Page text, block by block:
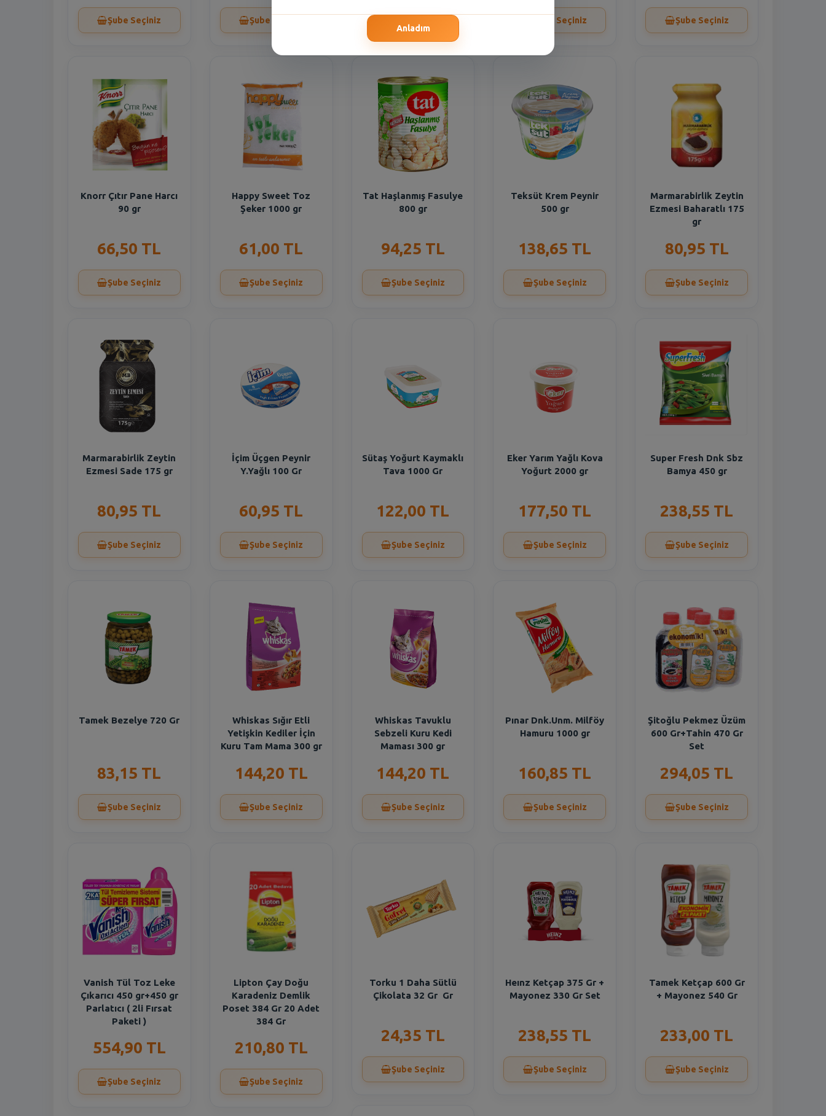
Şube Seçiniz Şube Seçiniz Şube Seçiniz Şube Seçiniz
Knorr Çıtır Pane Harcı
90 gr
66,50 TL
Şube Seçiniz
Happy Sweet Toz
Şeker 1000 gr
61,00 TL
Şube Seçiniz
Tat Haşlanmış Fasulye
800 gr
94,25 TL
Şube Seçiniz
Teksüt Krem Peynir
500 gr
138,65 TL
Şube Seçiniz
Marmarabirlik Zeytin
Ezmesi Baharatlı 175
gr
80,95 TL
Şube Seçiniz
Marmarabirlik Zeytin
Ezmesi Sade 175 gr
80,95 TL
Şube Seçiniz
İçim Üçgen Peynir
Y.Yağlı 100 Gr
60,95 TL
Şube Seçiniz
Sütaş Yoğurt Kaymaklı
Tava 1000 Gr
122,00 TL
Şube Seçiniz
Eker Yarım Yağlı Kova
Yoğurt 2000 gr
177,50 TL
Şube Seçiniz
Super Fresh Dnk Sbz
Bamya 450 gr
238,55 TL
Şube Seçiniz
Tamek Bezelye 720 Gr
83,15 TL
Şube Seçiniz
Whiskas Sığır Etli
Yetişkin Kediler İçin
Kuru Tam Mama 300 gr
144,20 TL
Şube Seçiniz
Whiskas Tavuklu
Sebzeli Kuru Kedi
Maması 300 gr
144,20 TL
Şube Seçiniz
Pınar Dnk.Unm. Milföy
Hamuru 1000 gr
160,85 TL
Şube Seçiniz
Şitoğlu Pekmez Üzüm
600 Gr+Tahin 470 Gr
Set
294,05 TL
Şube Seçiniz
Vanish Tül Toz Leke
Çıkarıcı 450 gr+450 gr
Parlatıcı ( 2li Fırsat
Paketi )
554,90 TL
Şube Seçiniz
Lipton Çay Doğu
Karadeniz Demlik
Poset 384 Gr 20 Adet
384 Gr
210,80 TL
Şube Seçiniz
Torku 1 Daha Sütlü
Çikolata 32 Gr Gr
24,35 TL
Şube Seçiniz
Heınz Ketçap 375 Gr +
Mayonez 330 Gr Set
238,55 TL
Şube Seçiniz
Tamek Ketçap 600 Gr
+ Mayonez 540 Gr
233,00 TL
Şube Seçiniz
Anladım